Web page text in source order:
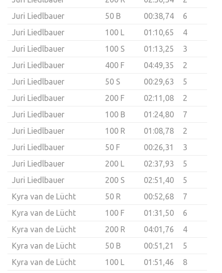
Juri Liedlbauer
50 B 00:38,74
6
Juri Liedlbauer
100 L 01:10,65
4
Juri Liedlbauer
100 S 01:13,25
3
Juri Liedlbauer
400 F 04:49,35
2
Juri Liedlbauer
50 S 00:29,63
5
Juri Liedlbauer
200 F 02:11,08
2
Juri Liedlbauer
100 B 01:24,80
7
Juri Liedlbauer
100 R 01:08,78
2
Juri Liedlbauer
50 F 00:26,31
3
Juri Liedlbauer
200 L 02:37,93
5
Juri Liedlbauer
200 S 02:51,40
5
Kyra van de Lücht
50 R 00:52,68
7
Kyra van de Lücht
100 F 01:31,50
6
Kyra van de Lücht
200 R 04:01,76
4
Kyra van de Lücht
50 B 00:51,21
5
Kyra van de Lücht
100 L 01:51,46
8